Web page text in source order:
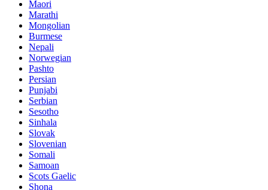
Maori
Marathi
Mongolian
Burmese
Nepali
Norwegian
Pashto
Persian
Punjabi
Serbian
Sesotho
Sinhala
Slovak
Slovenian
Somali
Samoan
Scots Gaelic
Shona